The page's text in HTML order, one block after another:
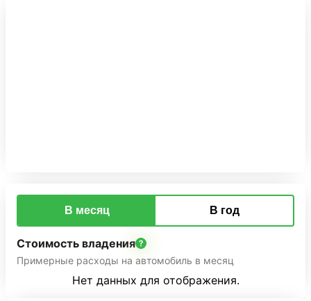
В месяц В год
Стоимость владения
Примерные расходы на автомобиль в месяц
Нет данных для отображения.